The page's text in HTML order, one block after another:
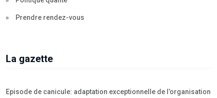
Prendre rendez-vous
La gazette
Episode de canicule: adaptation exceptionnelle de l’organisation